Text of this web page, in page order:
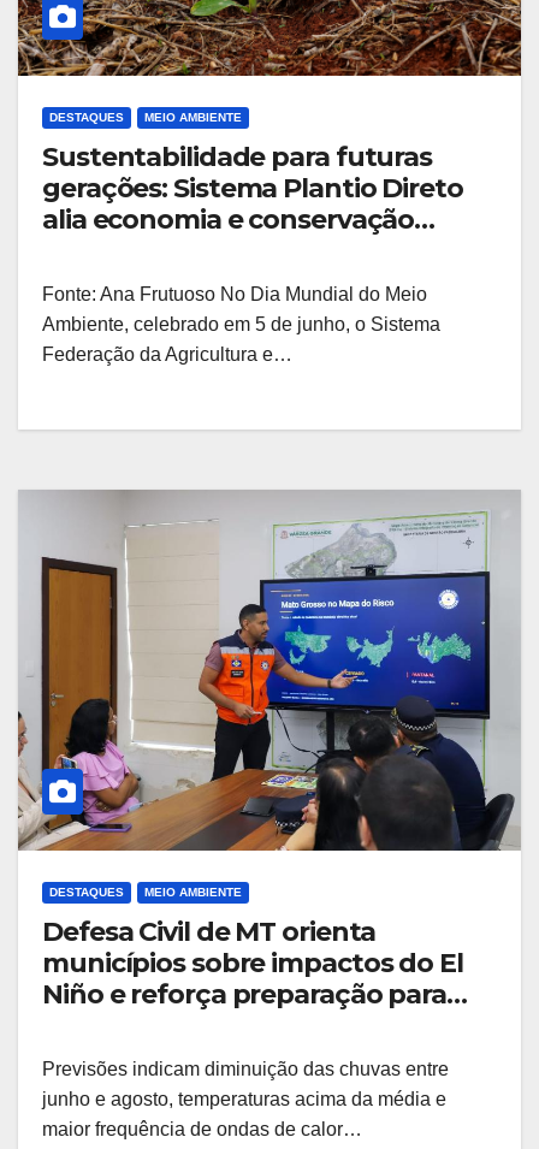
DESTAQUES MEIO AMBIENTE
Sustentabilidade para futuras
gerações: Sistema Plantio Direto
alia economia e conservação
Fonte: Ana Frutuoso No Dia Mundial do Meio
Ambiente, celebrado em 5 de junho, o Sistema
Federação da Agricultura e…
DESTAQUES MEIO AMBIENTE
Defesa Civil de MT orienta
municípios sobre impactos do El
Niño e reforça preparação para
Previsões indicam diminuição das chuvas entre
junho e agosto, temperaturas acima da média e
maior frequência de ondas de calor…